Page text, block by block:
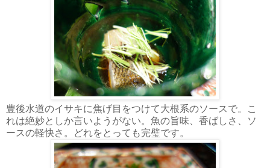
豊後水道のイサキに焦げ目をつけて大根系のソースで。こ
れは絶妙としか言いようがない。魚の旨味、香ばしさ、ソ
ースの軽快さ。どれをとっても完璧です。